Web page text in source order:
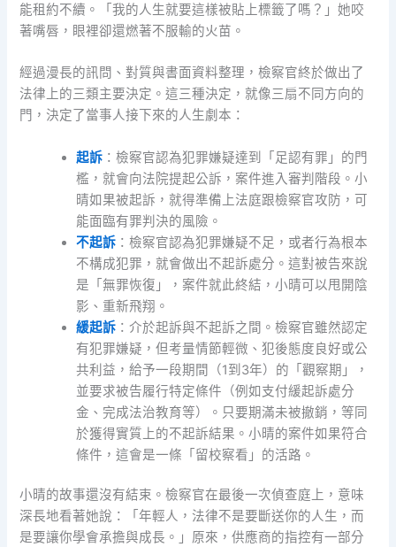
能租約不續。「我的人生就要這樣被貼上標籤了嗎？」她咬
著嘴唇，眼裡卻還燃著不服輸的火苗。
經過漫長的訊問、對質與書面資料整理，檢察官終於做出了
法律上的三類主要決定。這三種決定，就像三扇不同方向的
門，決定了當事人接下來的人生劇本：
起訴 ：檢察官認為犯罪嫌疑達到「足認有罪」的門
檻，就會向法院提起公訴，案件進入審判階段。小
晴如果被起訴，就得準備上法庭跟檢察官攻防，可
能面臨有罪判決的風險。
不起訴 ：檢察官認為犯罪嫌疑不足，或者行為根本
不構成犯罪，就會做出不起訴處分。這對被告來說
是「無罪恢復」，案件就此終結，小晴可以甩開陰
影、重新飛翔。
緩起訴 ：介於起訴與不起訴之間。檢察官雖然認定
有犯罪嫌疑，但考量情節輕微、犯後態度良好或公
共利益，給予一段期間（1到3年）的「觀察期」，
並要求被告履行特定條件（例如支付緩起訴處分
金、完成法治教育等）。只要期滿未被撤銷，等同
於獲得實質上的不起訴結果。小晴的案件如果符合
條件，這會是一條「留校察看」的活路。
小晴的故事還沒有結束。檢察官在最後一次偵查庭上，意味
深長地看著她說：「年輕人，法律不是要斷送你的人生，而
是要讓你學會承擔與成長。」原來，供應商的指控有一部分